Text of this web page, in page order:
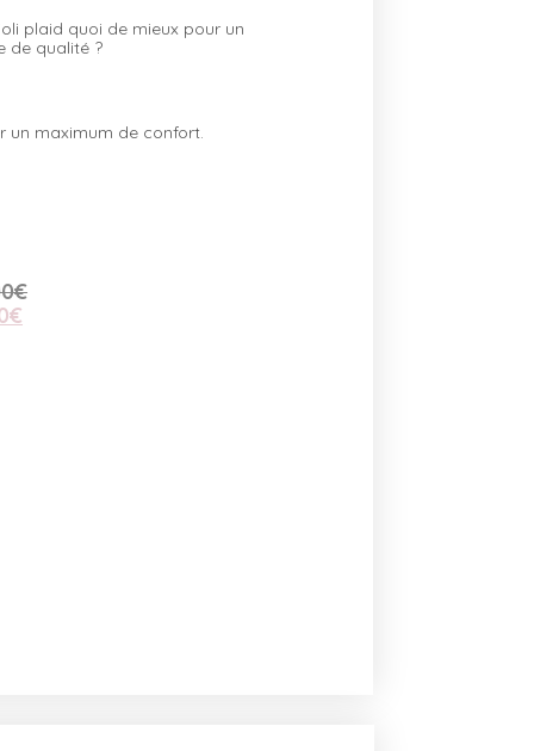
plaid quoi de mieux pour un
de qualité ?
un maximum de confort.
€
€